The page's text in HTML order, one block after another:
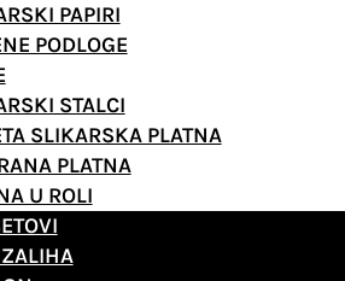
PAPIRI
PODLOGE
STALCI
SLIKARSKA PLATNA
PLATNA
U ROLI